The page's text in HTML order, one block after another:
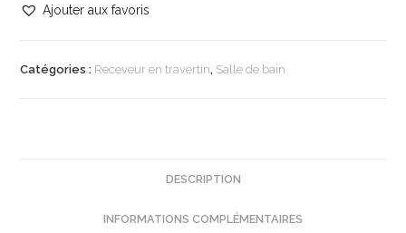
Ajouter aux favoris
Catégories : Receveur en travertin, Salle de bain
DESCRIPTION
INFORMATIONS COMPLÉMENTAIRES